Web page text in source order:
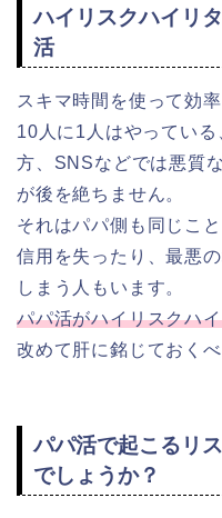
ハイリスクハイリ
活
スキマ時間を使って効
10人に1人はやってい
方、SNSなどでは悪質
が後を絶ちません。
それはパパ側も同じこ
信用を失ったり、最悪
しまう人もいます。
パパ活がハイリスクハ
改めて肝に銘じておくべ
パパ活で起こるリ
でしょうか？